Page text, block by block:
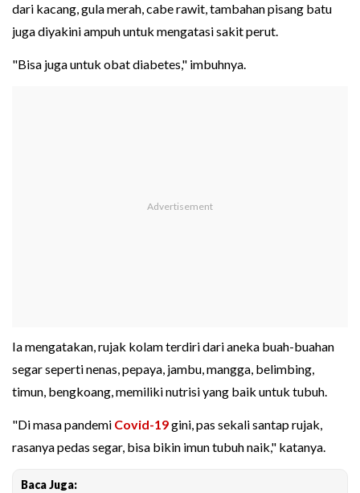
dari kacang, gula merah, cabe rawit, tambahan pisang batu
juga diyakini ampuh untuk mengatasi sakit perut.
"Bisa juga untuk obat diabetes," imbuhnya.
Ia mengatakan, rujak kolam terdiri dari aneka buah-buahan
segar seperti nenas, pepaya, jambu, mangga, belimbing,
timun, bengkoang, memiliki nutrisi yang baik untuk tubuh.
"Di masa pandemi Covid-19gini, pas sekali santap rujak,
rasanya pedas segar, bisa bikin imun tubuh naik," katanya.
Baca Juga: